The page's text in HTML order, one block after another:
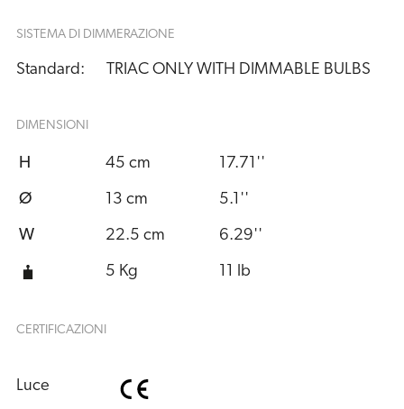
SISTEMA DI DIMMERAZIONE
Standard: TRIAC ONLY WITH DIMMABLE BULBS
DIMENSIONI
H 45 cm 17.71''
Ø 13 cm 5.1''
W 22.5 cm 6.29''
5 Kg 11 lb
CERTIFICAZIONI
Luce